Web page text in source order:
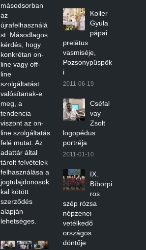
másodsorban
az
újrafelhasználá
st. Másodlagos
kérdés, hogy
konkrétan on-
line vagy off-
line
szolgáltatást
valósítanak-e
meg, a
tendencia
viszont az on-
line szolgáltatás
felé mutat. Az
adattár által
tárolt felvételek
felhasználása a
jogtulajdonosok
kal kötött
szerződés
alapján
lehetséges.
Koller
Gyula
pápai
prelátus
vasmiséje,
Pozsonypüspök
i
2011-06-19
Cséfal
vay
Zsolt
logopédus
portréja
2011-01-10
IX.
Bíborpi
ros
szép rózsa
népzenei
vetélkedő
országos
döntője